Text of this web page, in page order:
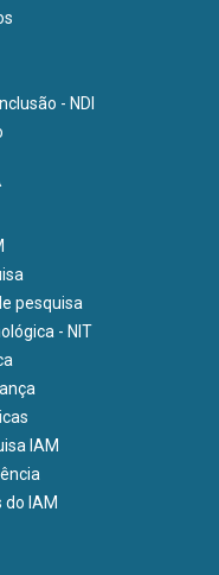
- NDI
pesquisa
- NIT
IAM
IAM